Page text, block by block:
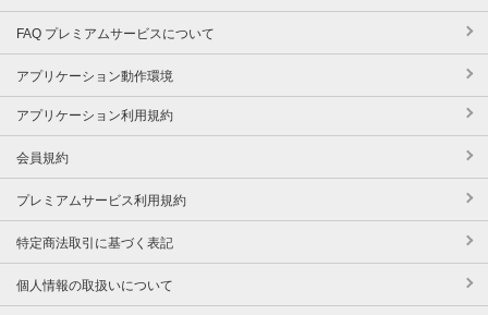
FAQ プレミアムサービスについて
アプリケーション動作環境
アプリケーション利用規約
会員規約
プレミアムサービス利用規約
特定商法取引に基づく表記
個人情報の取扱いについて